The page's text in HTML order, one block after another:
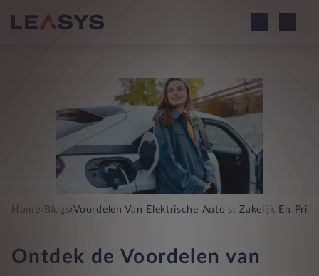
Home› Blogs›Voordelen Van Elektrische Auto's: Zakelijk En Prive
Ontdek de Voordelen van